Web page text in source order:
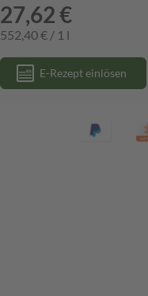
27,62 €
552,40 € / 1 l
E-Rezept einlösen